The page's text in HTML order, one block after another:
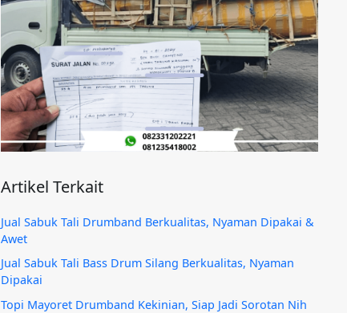
Artikel Terkait
Jual Sabuk Tali Drumband Berkualitas, Nyaman Dipakai &
Awet
Jual Sabuk Tali Bass Drum Silang Berkualitas, Nyaman
Dipakai
Topi Mayoret Drumband Kekinian, Siap Jadi Sorotan Nih